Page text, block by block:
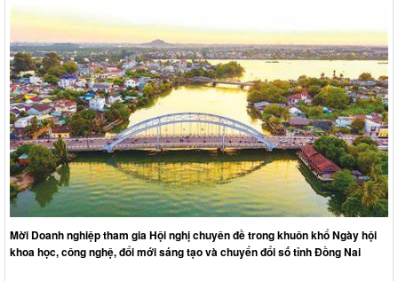
Mời Doanh nghiệp tham gia Hội nghị chuyên đề trong khuôn khổ Ngày hội
khoa học, công nghệ, đổi mới sáng tạo và chuyển đổi số tỉnh Đồng Nai